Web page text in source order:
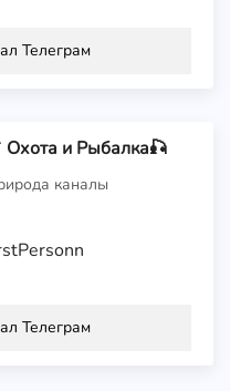
Телеграм
Охота и Рыбалка🎣
каналы
Телеграм